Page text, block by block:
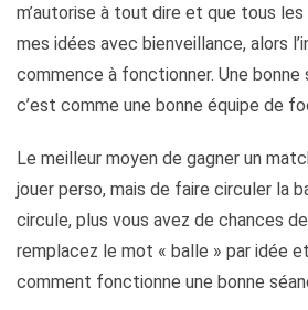
m’autorise à tout dire et que tous
mes idées avec bienveillance, alors
commence à fonctionner. Une
c’est comme une bonne équipe de
Le meilleur moyen de gagner un
jouer perso, mais de faire circuler la
circule, plus vous avez de chances
remplacez le mot « balle » par idée
comment fonctionne une bonne